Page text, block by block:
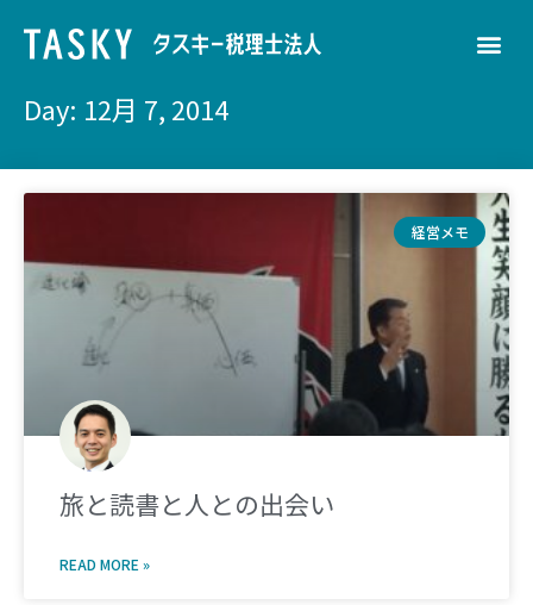
Day: 12月 7, 2014
経営メモ
旅と読書と人との出会い
READ MORE »